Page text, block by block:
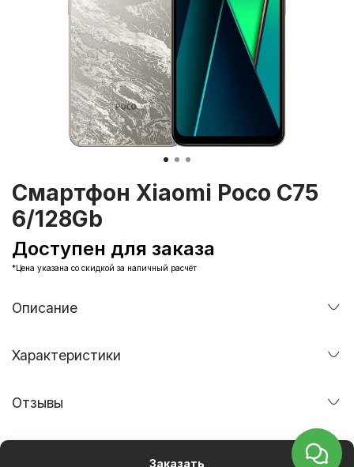
Смартфон Xiaomi Poco C75
6/128Gb
Доступен для заказа
*Цена указана со скидкой за наличный расчёт
Заказать
Описание
Характеристики
Отзывы